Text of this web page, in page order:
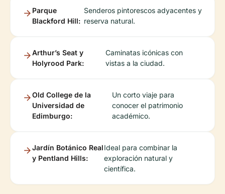
Parque
Blackford Hill:
Senderos pintorescos adyacentes y
reserva natural.
Arthur’s Seat y
Holyrood Park:
Caminatas icónicas con
vistas a la ciudad.
Old College de la
Universidad de
Edimburgo:
Un corto viaje para
conocer el patrimonio
académico.
Jardín Botánico Real
y Pentland Hills:
Ideal para combinar la
exploración natural y
científica.